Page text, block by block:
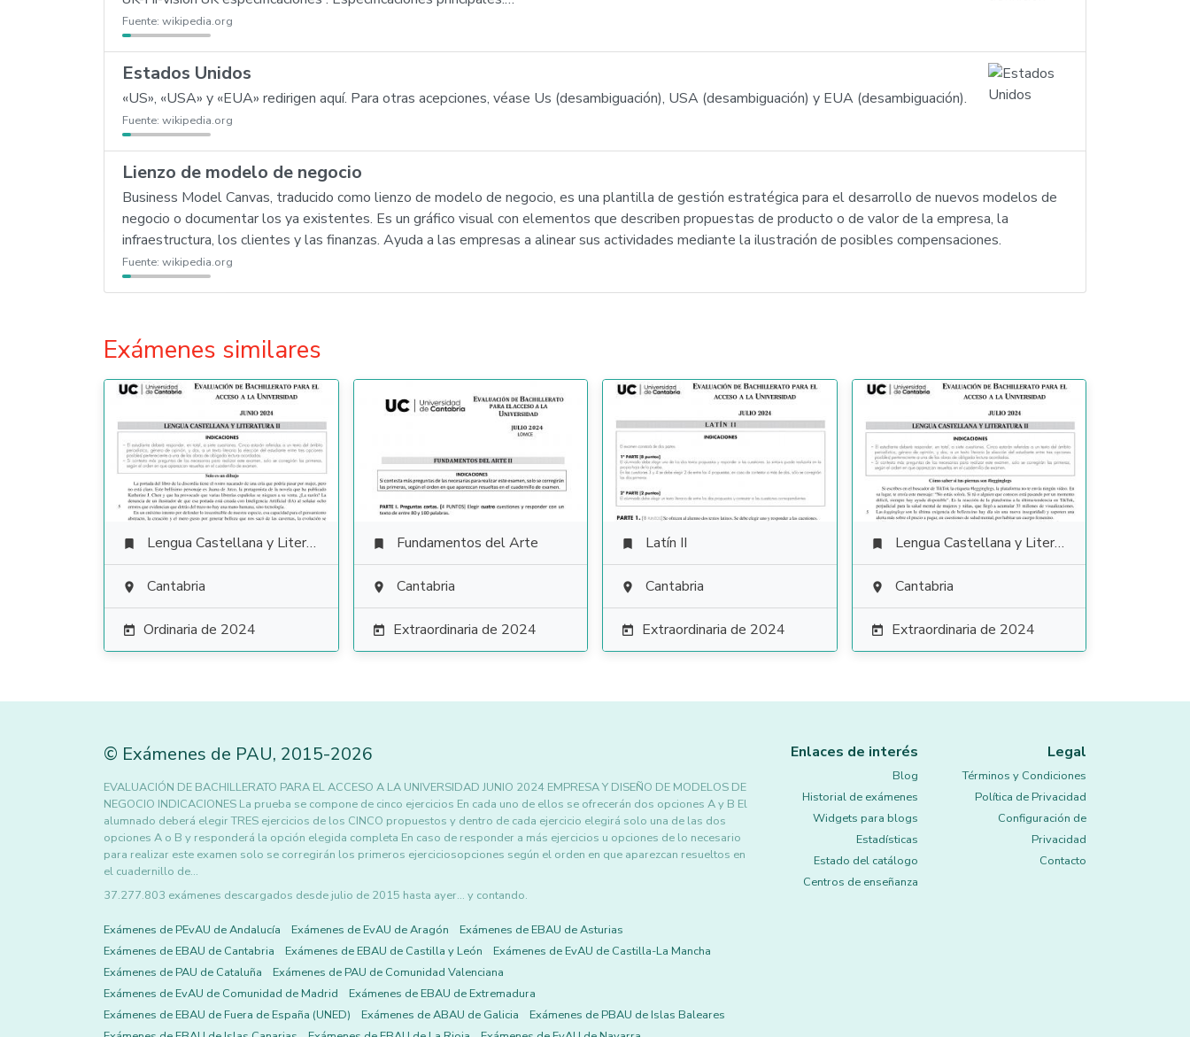
Fuente: wikipedia.org
Estados Unidos
«US», «USA» y «EUA» redirigen aquí. Para otras acepciones, véase Us (desambiguación), USA (desambiguación) y EUA (desambiguación).
Fuente: wikipedia.org
Lienzo de modelo de negocio
Business Model Canvas, traducido como lienzo de modelo de negocio, es una plantilla de gestión estratégica para el desarrollo de nuevos modelos de
negocio o documentar los ya existentes. Es un gráfico visual con elementos que describen propuestas de producto o de valor de la empresa, la
infraestructura, los clientes y las finanzas. Ayuda a las empresas a alinear sus actividades mediante la ilustración de posibles compensaciones.
Fuente: wikipedia.org
Exámenes similares
 Lengua Castellana y Literatura
 Cantabria
 Ordinaria de 2024
 Fundamentos del Arte
 Cantabria
 Extraordinaria de 2024
 Latín II
 Cantabria
 Extraordinaria de 2024
 Lengua Castellana y Literatura
 Cantabria
 Extraordinaria de 2024
© Exámenes de PAU, 2015-2026
EVALUACIÓN DE BACHILLERATO PARA EL ACCESO A LA UNIVERSIDAD JUNIO 2024 EMPRESA Y DISEÑO DE MODELOS DE
NEGOCIO INDICACIONES La prueba se compone de cinco ejercicios En cada uno de ellos se ofrecerán dos opciones A y B El
alumnado deberá elegir TRES ejercicios de los CINCO propuestos y dentro de cada ejercicio elegirá solo una de las dos
opciones A o B y responderá la opción elegida completa En caso de responder a más ejercicios u opciones de lo necesario
para realizar este examen solo se corregirán los primeros ejerciciosopciones según el orden en que aparezcan resueltos en
el cuadernillo de…
37.277.803 exámenes descargados desde julio de 2015 hasta ayer... y contando.
Exámenes de PEvAU de Andalucía Exámenes de EvAU de Aragón
Exámenes de EBAU de Asturias
Exámenes de EBAU de Cantabria
Exámenes de EBAU de Castilla y León
Exámenes de EvAU de Castilla-La Mancha
Exámenes de PAU de Cataluña
Exámenes de PAU de Comunidad Valenciana
Exámenes de EvAU de Comunidad de Madrid
Exámenes de EBAU de Extremadura
Exámenes de EBAU de Fuera de España (UNED)
Exámenes de ABAU de Galicia
Exámenes de PBAU de Islas Baleares
Enlaces de interés
Blog
Historial de exámenes
Widgets para blogs
Estadísticas
Estado del catálogo
Centros de enseñanza
Legal
Términos y Condiciones
Política de Privacidad
Configuración de
Privacidad
Contacto